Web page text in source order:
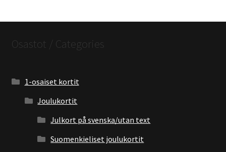
Osastot / Categories
1-osaiset kortit
Joulukortit
Julkort på svenska/utan text
Suomenkieliset joulukortit